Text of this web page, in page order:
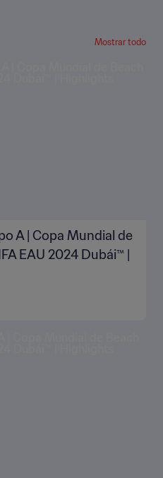
Mostrar todo
A | Copa Mundial de
EAU 2024 Dubái™ |